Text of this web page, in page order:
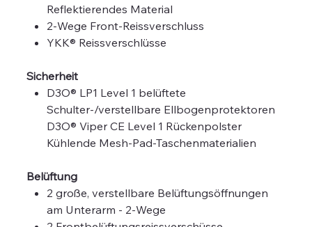
Reflektierendes Material
2-Wege Front-Reissverschluss
YKK® Reissverschlüsse
Sicherheit
D3O® LP1 Level 1 belüftete
Schulter-/verstellbare Ellbogenprotektoren
D3O® Viper CE Level 1 Rückenpolster
Kühlende Mesh-Pad-Taschenmaterialien
Belüftung
2 große, verstellbare Belüftungsöffnungen
am Unterarm - 2-Wege